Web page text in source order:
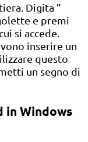
Digita ”
e premi
si accede.
inserire un
questo
un segno di
in Windows